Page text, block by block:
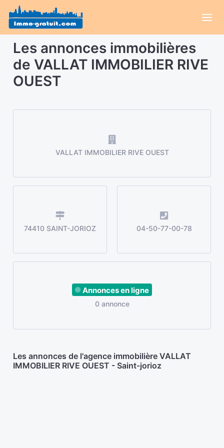
Les annonces immobilières
de VALLAT IMMOBILIER RIVE
OUEST
VALLAT IMMOBILIER RIVE OUEST
74410 SAINT-JORIOZ 04-50-77-00-78
Annonces en ligne
0 annonce
Les annonces de l'agence immobilière VALLAT
IMMOBILIER RIVE OUEST - Saint-jorioz